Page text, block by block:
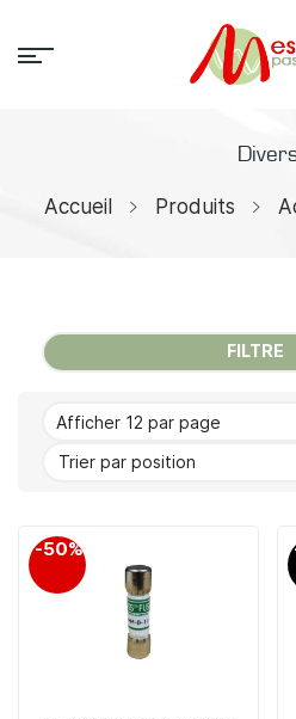
Accueil Produits
-50%
FILTRE